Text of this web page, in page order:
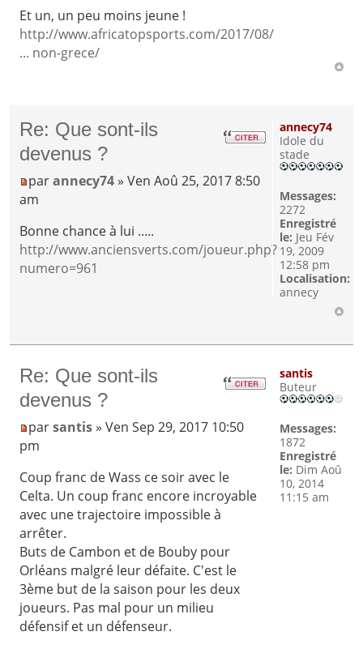
Et un, un peu moins jeune !
http://www.africatopsports.com/2017/08/
... non-grece/
Re: Que sont-ils
devenus ?
parannecy74 » Ven Aoû 25, 2017 8:50
am
Bonne chance à lui .....
http://www.anciensverts.com/joueur.php?
numero=961
annecy74
Idole du
stade
Messages:
2272
Enregistré
le: Jeu Fév
19, 2009
12:58 pm
Localisation:
annecy
Re: Que sont-ils
devenus ?
parsantis» Ven Sep 29, 2017 10:50
pm
Coup franc de Wass ce soir avec le
Celta. Un coup franc encore incroyable
avec une trajectoire impossible à
arrêter.
Buts de Cambon et de Bouby pour
Orléans malgré leur défaite. C'est le
3ème but de la saison pour les deux
joueurs. Pas mal pour un milieu
défensif et un défenseur.
santis
Buteur
Messages:
1872
Enregistré
le: Dim Aoû
10, 2014
11:15 am